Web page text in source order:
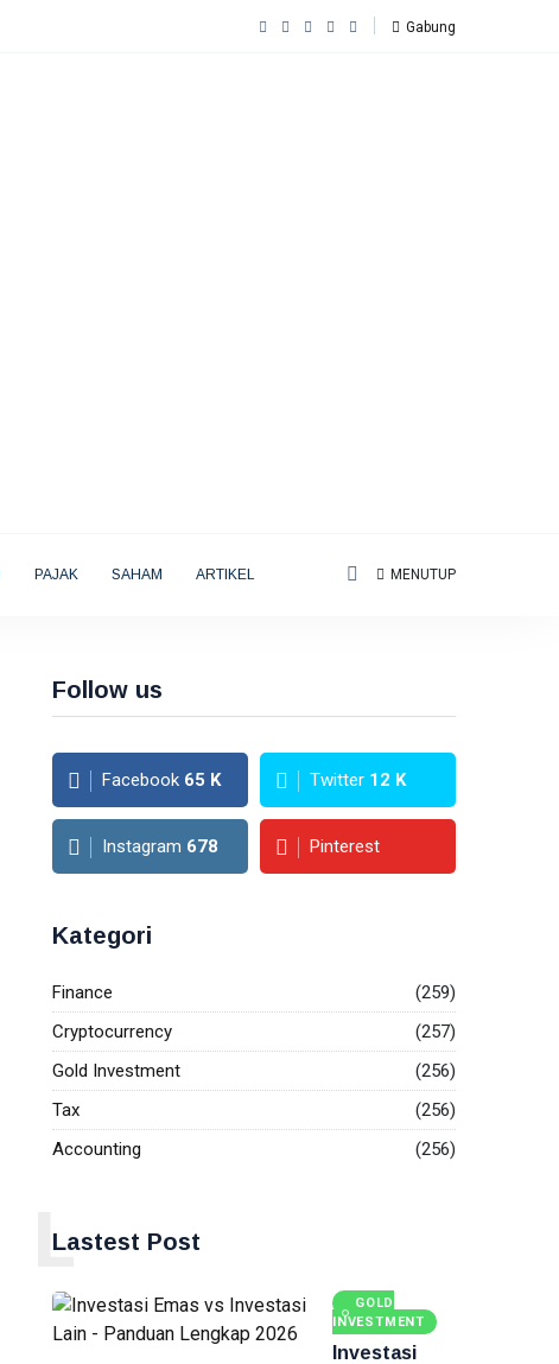
Gabung
PAJAK SAHAM ARTIKEL MENUTUP
Follow us
Facebook 65 K Twitter 12 K
Instagram 678 Pinterest
Kategori
Finance
(259)
Cryptocurrency
(257)
Gold Investment
(256)
Tax
(256)
Accounting
(256)
Lastest Post
L
GOLD
INVESTMENT
Investasi